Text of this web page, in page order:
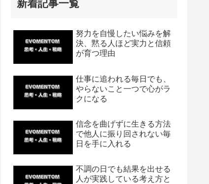
新着記事一覧
努力を自慢したい悩みを解
決、黙る人ほど実力と信頼
が育つ理由
仕事に追われる毎日でも、
やらないこと一つで心がラ
クになる
信念を曲げずに生きる方法
で他人に振り回されない毎
日を手に入れる
不調の日でも結果を出せる
人が実践している考え方と